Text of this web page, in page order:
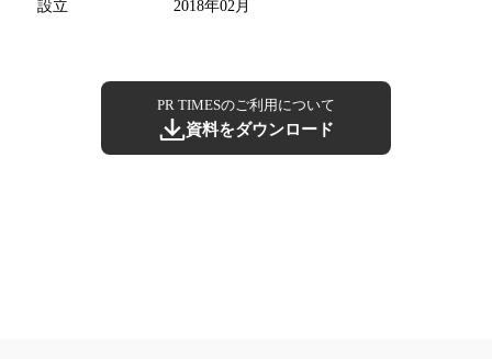
設立
2018年02月
PR TIMESのご利用について
資料をダウンロード